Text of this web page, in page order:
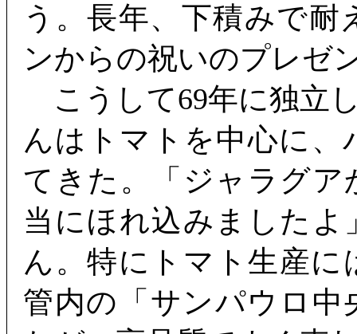
う。長年、下積みで
ンからの祝いのプレゼ
こうして69年に独立
んはトマトを中心に
てきた。「ジャラグア
当にほれ込みました
ん。特にトマト生産
管内の「サンパウロ中